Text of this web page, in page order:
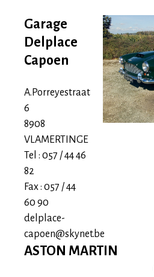
Delplace
capoen
Garage
Delplace
Capoen
A.Porreyestraat
6
8908
VLAMERTINGE
Tel : 057 / 44 46
82
Fax : 057 / 44
60 90
delplace-
capoen@skynet.be
ASTON MARTIN